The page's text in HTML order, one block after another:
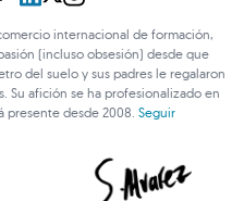
internacional de formación,
(incluso obsesión) desde que
del suelo y sus padres le regalaron
Su afición se ha profesionalizado en
presente desde 2008.Seguir